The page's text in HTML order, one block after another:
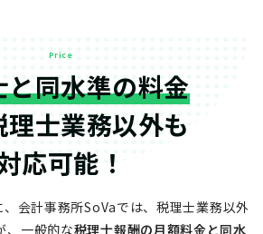
Price
と同水準の料金
理士業務以外も
応可能！
、会計事務所SoVaでは、税理士業務以外
一般的な税理士報酬の月額料金と同水